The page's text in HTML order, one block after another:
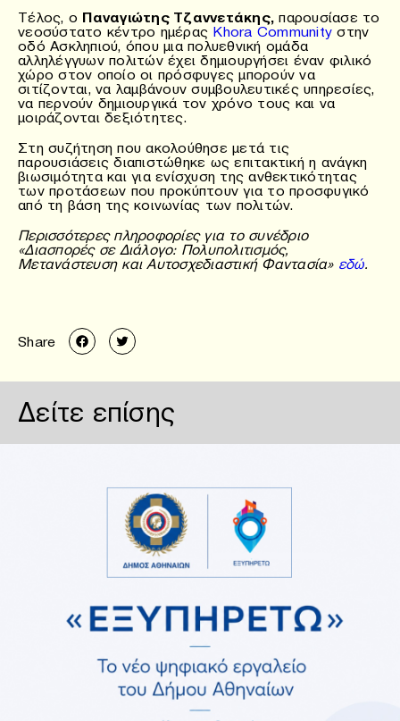
Τέλος, ο Παναγιώτης Τζαννετάκης, παρουσίασε το
νεοσύστατο κέντρο ημέρας Khora Community στην
οδό Ασκληπιού, όπου μια πολυεθνική ομάδα
αλληλέγγυων πολιτών έχει δημιουργήσει έναν φιλικό
χώρο στον οποίο οι πρόσφυγες μπορούν να
σιτίζονται, να λαμβάνουν συμβουλευτικές υπηρεσίες,
να περνούν δημιουργικά τον χρόνο τους και να
μοιράζονται δεξιότητες.
Στη συζήτηση που ακολούθησε μετά τις
παρουσιάσεις διαπιστώθηκε ως επιτακτική η ανάγκη
βιωσιμότητα και για ενίσχυση της ανθεκτικότητας
των προτάσεων που προκύπτουν για το προσφυγικό
από τη βάση της κοινωνίας των πολιτών.
Περισσότερες πληροφορίες για το συνέδριο
«Διασπορές σε Διάλογο: Πολυπολιτισμός,
Μετανάστευση και Αυτοσχεδιαστική Φαντασία» εδώ.
Share
Δείτε επίσης